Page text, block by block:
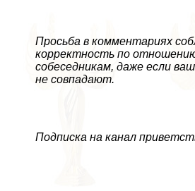
Просьба в комментариях
корректность по
собеседникам, даже если
не совпадают.
Подписка на канал